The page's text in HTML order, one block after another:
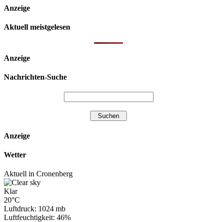
Anzeige
Aktuell meistgelesen
Anzeige
Nachrichten-Suche
Anzeige
Wetter
Aktuell in Cronenberg
Klar
20°C
Luftdruck: 1024 mb
Luftfeuchtigkeit: 46%